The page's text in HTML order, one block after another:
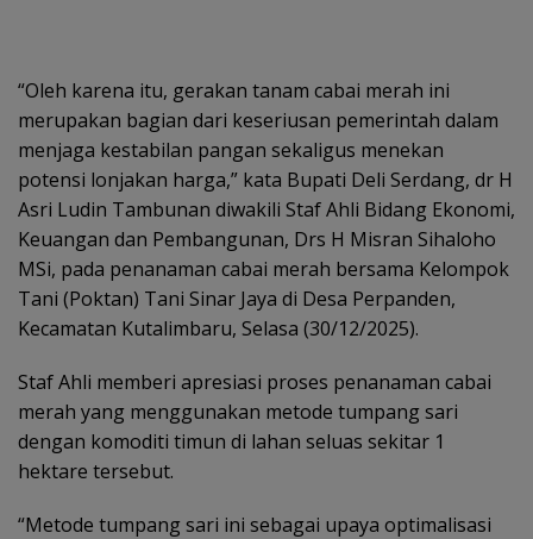
“Oleh karena itu, gerakan tanam cabai merah ini
merupakan bagian dari keseriusan pemerintah dalam
menjaga kestabilan pangan sekaligus menekan
potensi lonjakan harga,” kata Bupati Deli Serdang, dr H
Asri Ludin Tambunan diwakili Staf Ahli Bidang Ekonomi,
Keuangan dan Pembangunan, Drs H Misran Sihaloho
MSi, pada penanaman cabai merah bersama Kelompok
Tani (Poktan) Tani Sinar Jaya di Desa Perpanden,
Kecamatan Kutalimbaru, Selasa (30/12/2025).
Staf Ahli memberi apresiasi proses penanaman cabai
merah yang menggunakan metode tumpang sari
dengan komoditi timun di lahan seluas sekitar 1
hektare tersebut.
“Metode tumpang sari ini sebagai upaya optimalisasi